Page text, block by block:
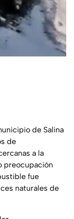
de Salina
de
a la
preocupación
fue
naturales de